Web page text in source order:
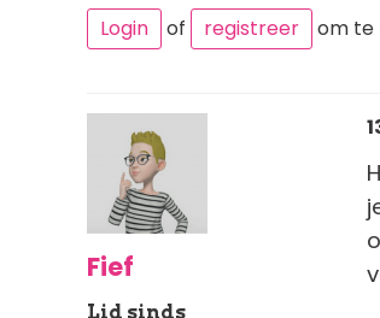
Login of registreer om te
Fief
Lid sinds